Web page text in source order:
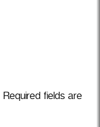
Required fields are